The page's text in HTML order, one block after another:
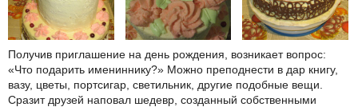
Получив приглашение на день рождения, возникает вопрос:
«Что подарить имениннику?» Можно преподнести в дар книгу,
вазу, цветы, портсигар, светильник, другие подобные вещи.
Сразит друзей наповал шедевр, созданный собственными